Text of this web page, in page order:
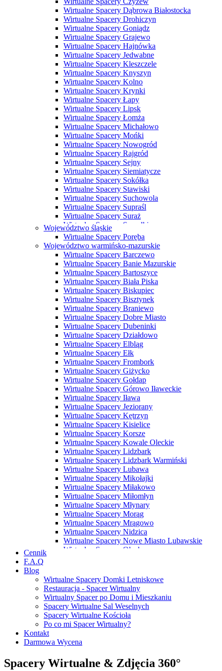
Wirtualne Spacery Dąbrowa Białostocka
Wirtualne Spacery Drohiczyn
Wirtualne Spacery Goniądz
Wirtualne Spacery Grajewo
Wirtualne Spacery Hajnówka
Wirtualne Spacery Jedwabne
Wirtualne Spacery Kleszczele
Wirtualne Spacery Knyszyn
Wirtualne Spacery Kolno
Wirtualne Spacery Krynki
Wirtualne Spacery Łapy
Wirtualne Spacery Lipsk
Wirtualne Spacery Łomża
Wirtualne Spacery Michałowo
Wirtualne Spacery Mońki
Wirtualne Spacery Nowogród
Wirtualne Spacery Rajgród
Wirtualne Spacery Sejny
Wirtualne Spacery Siemiatycze
Wirtualne Spacery Sokółka
Wirtualne Spacery Stawiski
Wirtualne Spacery Suchowola
Wirtualne Spacery Supraśl
Wirtualne Spacery Suraż
Wirtualne Spacery Suwałki
Wirtualne Spacery Szczuczyn
Wirtualne Spacery Szepietowo
Wirtualne Spacery Tykocin
Wirtualne Spacery Wasilków
Wirtualne Spacery Wysokie Mazowieckie
Wirtualne Spacery Zabłudów
Wirtualne Spacery Zambrów
Województwo śląskie
Wirtualne Spacery Poręba
Województwo warmińsko-mazurskie
Wirtualne Spacery Barczewo
Wirtualne Spacery Banie Mazurskie
Wirtualne Spacery Bartoszyce
Wirtualne Spacery Biała Piska
Wirtualne Spacery Biskupiec
Wirtualne Spacery Bisztynek
Wirtualne Spacery Braniewo
Wirtualne Spacery Dobre Miasto
Wirtualne Spacery Dubeninki
Wirtualne Spacery Działdowo
Wirtualne Spacery Elbląg
Wirtualne Spacery Ełk
Wirtualne Spacery Frombork
Wirtualne Spacery Giżycko
Wirtualne Spacery Gołdap
Wirtualne Spacery Górowo Iławeckie
Wirtualne Spacery Iława
Wirtualne Spacery Jeziorany
Wirtualne Spacery Kętrzyn
Wirtualne Spacery Kisielice
Wirtualne Spacery Korsze
Wirtualne Spacery Kowale Oleckie
Wirtualne Spacery Lidzbark
Wirtualne Spacery Lidzbark Warmiński
Wirtualne Spacery Lubawa
Wirtualne Spacery Mikołajki
Wirtualne Spacery Miłakowo
Wirtualne Spacery Miłomłyn
Wirtualne Spacery Młynary
Wirtualne Spacery Morąg
Wirtualne Spacery Mrągowo
Wirtualne Spacery Nidzica
Wirtualne Spacery Nowe Miasto Lubawskie
Wirtualne Spacery Olecko
Wirtualne Spacery Orneta
Wirtualne Spacery Orzysz
Wirtualne Spacery Ostróda
Wirtualne Spacery Pasłęk
Wirtualne Spacery Pasym
Wirtualne Spacery Pieniężno
Wirtualne Spacery Pisz
Wirtualne Spacery Reszel
Wirtualne Spacery Ruciane-Nida
Wirtualne Spacery Ryn
Wirtualne Spacery Sępopol
Cennik
F.A.Q
Blog
Wirtualne Spacery Domki Letniskowe
Restauracja - Spacer Wirtualny
Wirtualny Spacer po Domu i Mieszkaniu
Spacery Wirtualne Sal Weselnych
Spacery Wirtualne Kościoła
Po co mi Spacer Wirtualny?
Kontakt
Darmowa Wycena
Spacery Wirtualne & Zdjęcia 360°